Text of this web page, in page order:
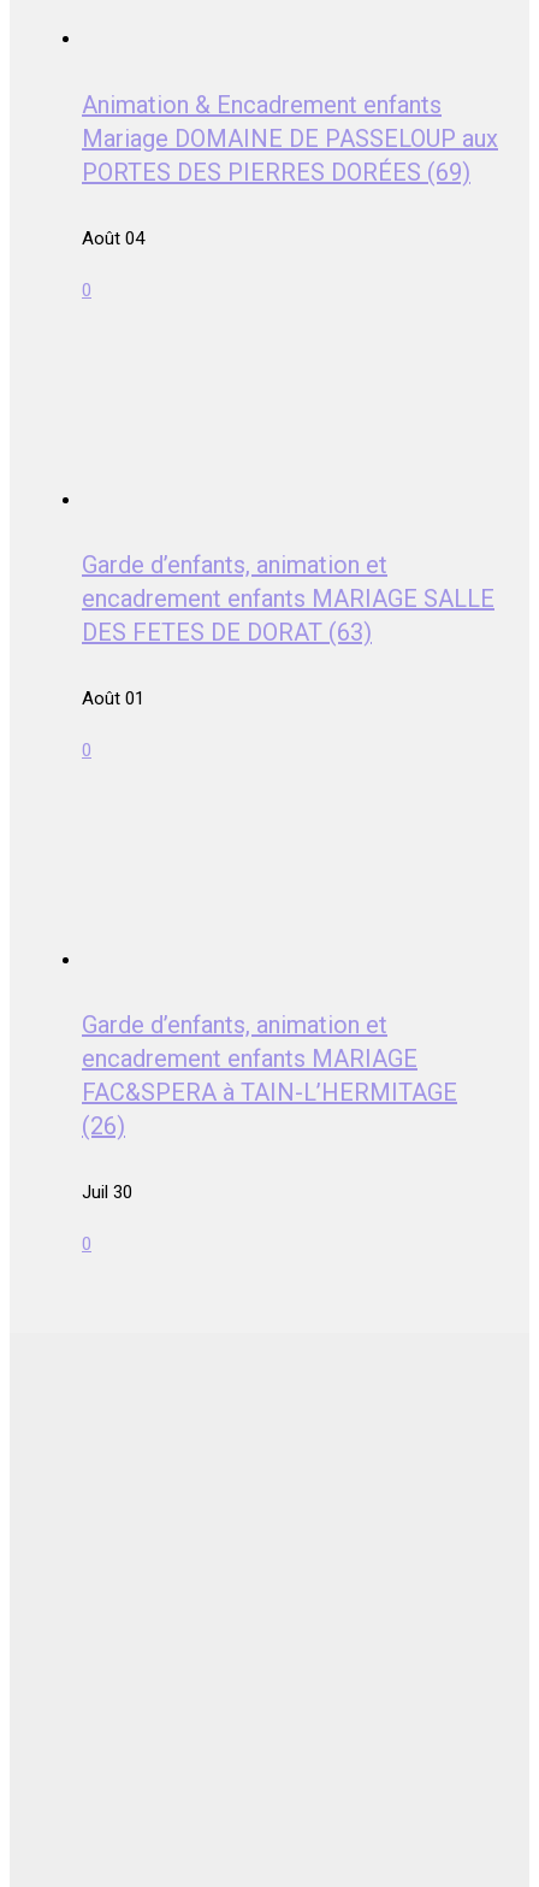
Animation & Encadrement enfants
Mariage DOMAINE DE PASSELOUP aux
PORTES DES PIERRES DORÉES (69)
Août 04
0
Garde d’enfants, animation et
encadrement enfants MARIAGE SALLE
DES FETES DE DORAT (63)
Août 01
0
Garde d’enfants, animation et
encadrement enfants MARIAGE
FAC&SPERA à TAIN-L’HERMITAGE
(26)
Juil 30
0